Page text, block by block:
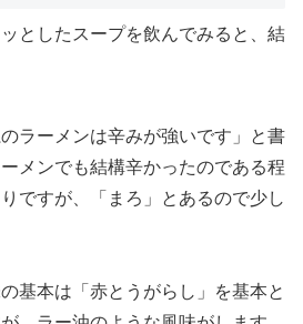
としたスープを飲んでみると、結
ラーメンは辛みが強いです」と書
メンでも結構辛かったのである程
ですが、「まろ」とあるので少し
基本は「赤とうがらし」を基本と